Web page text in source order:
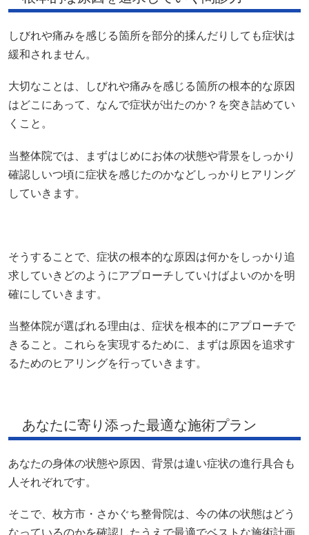
はどこにあって、なんで症状が出たのか？を突き詰めてい
当整体院では、まずはじめにお体の状態や背景をしっかり
していきます。
そうすることで、症状の根本的な原因は何かをしっかり追
求していきどのようにアプローチしていけばよいのかを明
確にしていきます。
るためのヒアリングを行っていきます。
あなたに寄り添った最適な施術プラン
あなたの身体の状態や原因、背景は違い症状の進行具合も
そこで、枚方市・さかぐち整骨院は、今の体の状態はどう
なっているのかを確認したうえで最適でベストな施術計画
また、当整体院は、人との関わり「なりたい理想」を大切
にしています。